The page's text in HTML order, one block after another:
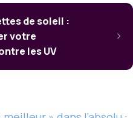
de soleil :
votre
les UV